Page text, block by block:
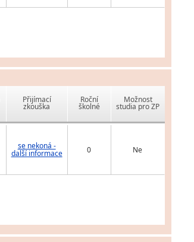
Přijímací
zkouška
Roční
školné
Možnost
studia pro ZP
se nekoná -
další informace 0 Ne